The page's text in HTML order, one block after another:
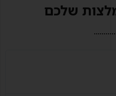
שלכם